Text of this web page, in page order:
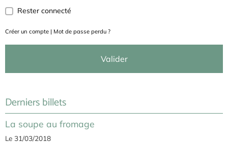
Rester connecté
Créer un compte | Mot de passe perdu ?
Valider
Derniers billets
La soupe au fromage
Le 31/03/2018